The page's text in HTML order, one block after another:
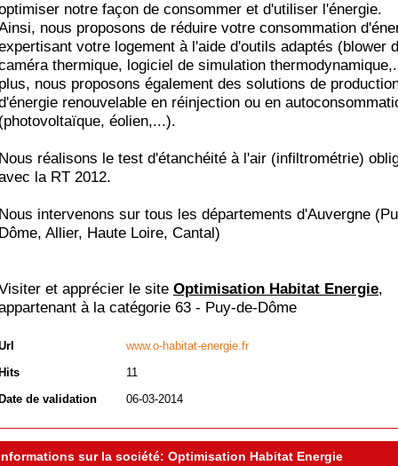
notre façon de consommer et d'utiliser l'énergie.
nous proposons de réduire votre consommation
votre logement à l'aide d'outils adaptés (blower
thermique, logiciel de simulation
nous proposons également des solutions de
renouvelable en réinjection ou en
éolien,...).
réalisons le test d'étanchéité à l'air (infiltrométrie)
la RT 2012.
intervenons sur tous les départements d'Auvergne
Allier, Haute Loire, Cantal)
et apprécier le site Optimisation Habitat Energie,
à la catégorie 63 - Puy-de-Dôme
www.o-habitat-energie.fr
11
de validation
06-03-2014
sur la société: Optimisation Habitat Energie